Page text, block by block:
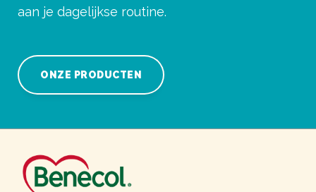
aan je dagelijkse routine.
ONZE PRODUCTEN